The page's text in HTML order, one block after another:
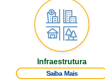
Infraestrutura
Saiba Mais